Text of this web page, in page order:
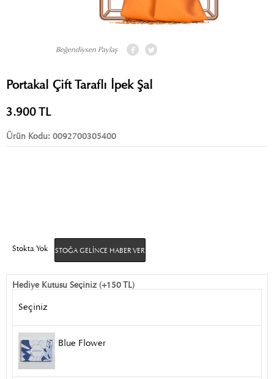
Beğendiysen Paylaş
Portakal Çift Taraflı İpek Şal
3.900TL
Ürün Kodu: 0092700305400
Stokta Yok STOĞA GELINCE HABER VER
Hediye Kutusu Seçiniz (+150 TL)
Seçiniz
Blue Flower